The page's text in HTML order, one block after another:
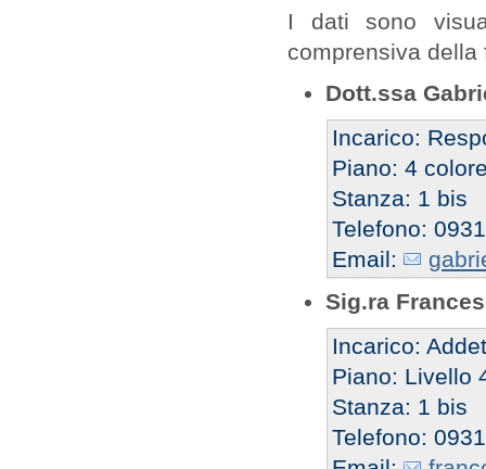
I dati sono
comprensiva
Dott.ssa
Incarico:
Piano: 4
Stanza: 1 bis
Telefono:
Email:
Sig.ra
Incarico:
Piano: Livello
Stanza: 1 bis
Telefono: